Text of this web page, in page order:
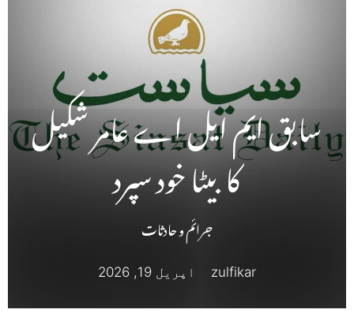
سابق ایم ایل اے عامر شکیل
کا بیٹا خود سپرد
جرائم و حادثات
zulfikar اپریل 19, 2026